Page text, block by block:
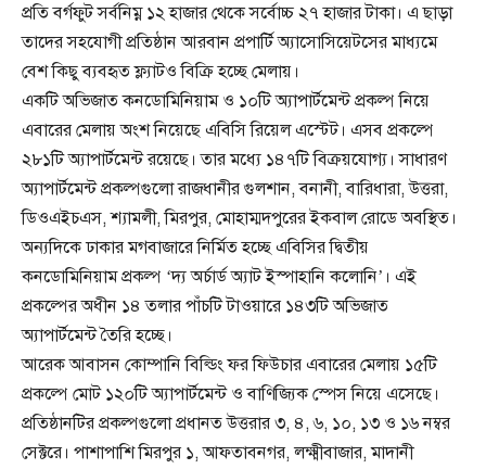
প্রতি বর্গফুট সর্বনিম্ন ১২ হাজার থেকে সর্বোচ্চ ২৭ হাজার টাকা। এ ছাড়া
তাদের সহযোগী প্রতিষ্ঠান আরবান প্রপার্টি অ্যাসোসিয়েটসের মাধ্যমে
বেশ কিছু ব্যবহৃত ফ্ল্যাটও বিক্রি হচ্ছে মেলায়।
একটি অভিজাত কনডোমিনিয়াম ও ১০টি অ্যাপার্টমেন্ট প্রকল্প নিয়ে
এবারের মেলায় অংশ নিয়েছে এবিসি রিয়েল এস্টেট। এসব প্রকল্পে
২৮১টি অ্যাপার্টমেন্ট রয়েছে। তার মধ্যে ১৪৭টি বিক্রয়যোগ্য। সাধারণ
অ্যাপার্টমেন্ট প্রকল্পগুলো রাজধানীর গুলশান, বনানী, বারিধারা, উত্তরা,
ডিওএইচএস, শ্যামলী, মিরপুর, মোহাম্মদপুরের ইকবাল রোডে অবস্থিত।
অন্যদিকে ঢাকার মগবাজারে নির্মিত হচ্ছে এবিসির দ্বিতীয়
কনডোমিনিয়াম প্রকল্প ‘দ্য অর্চার্ড অ্যাট ইস্পাহানি কলোনি’। এই
প্রকল্পের অধীন ১৪ তলার পাঁচটি টাওয়ারে ১৪৩টি অভিজাত
অ্যাপার্টমেন্ট তৈরি হচ্ছে।
আরেক আবাসন কোম্পানি বিল্ডিং ফর ফিউচার এবারের মেলায় ১৫টি
প্রকল্পে মোট ১২০টি অ্যাপার্টমেন্ট ও বাণিজ্যিক স্পেস নিয়ে এসেছে।
প্রতিষ্ঠানটির প্রকল্পগুলো প্রধানত উত্তরার ৩, ৪, ৬, ১০, ১৩ ও ১৬ নম্বর
সেক্টরে। পাশাপাশি মিরপুর ১, আফতাবনগর, লক্ষ্মীবাজার, মাদানী